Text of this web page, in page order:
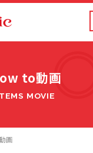
to動画
MOVIE
画